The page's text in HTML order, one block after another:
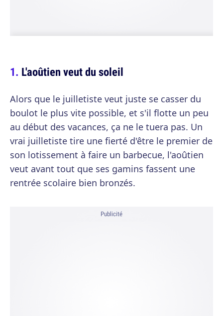
L'aoûtien veut du soleil
Alors que le juilletiste veut juste se casser du
boulot le plus vite possible, et s'il flotte un peu
au début des vacances, ça ne le tuera pas. Un
vrai juilletiste tire une fierté d'être le premier de
son lotissement à faire un barbecue, l'aoûtien
veut avant tout que ses gamins fassent une
rentrée scolaire bien bronzés.
Publicité